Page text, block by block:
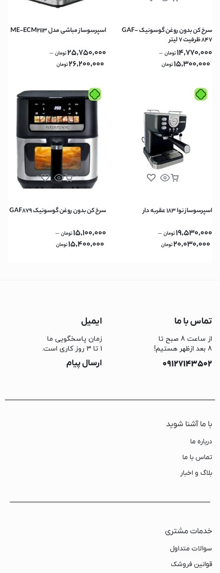
سرخ کن بدون روغن گوسونیک GAF-
847 ظرفیت ۷ لیتر
14,770,000تومان –
15,300,000تومان
اسپرسوساز مباشی مدل ME-ECM2113
25,750,000تومان –
26,200,000تومان
اسپرسوساز نوا 183 عقربه دار
19,530,000تومان –
20,030,000تومان
سرخ کن بدون روغن گوسونیک GAF879
15,100,000تومان –
15,400,000تومان
تماس با ما
از ساعت 8 صبح تا
8 بعد ازظهر هستیم!
09127143502
ایمیل
زمان پاسخگویی ما
1 تا 3 روز کاری است.
ارسال پیام
با ما آشنا شوید
درباره ما
تماس با ما
بلاگ و اخبار
خدمات مشتری
سوالات متداول
قوانین فروشک